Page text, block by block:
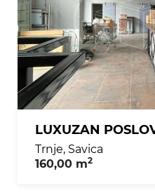
Trnje, Savica
160,00 m2